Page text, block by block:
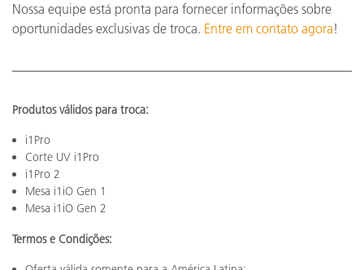
Nossa equipe está pronta para fornecer informações sobre
oportunidades exclusivas de troca. Entre em contato agora!
Produtos válidos para troca:
i1Pro
Corte UV i1Pro
i1Pro 2
Mesa i1iO Gen 1
Mesa i1iO Gen 2
Termos e Condições: